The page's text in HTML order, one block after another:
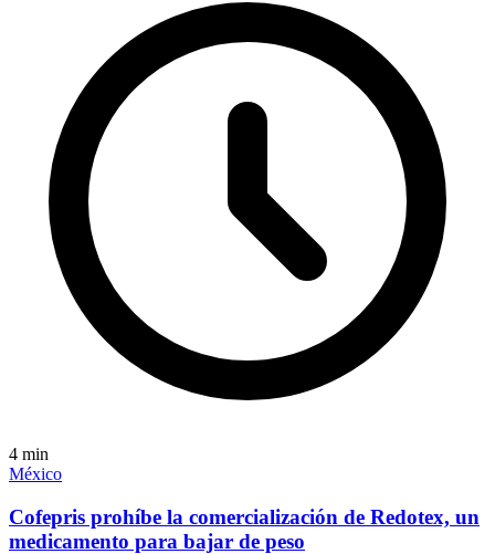
4 min
México
Cofepris prohíbe la comercialización de Redotex, un
medicamento para bajar de peso